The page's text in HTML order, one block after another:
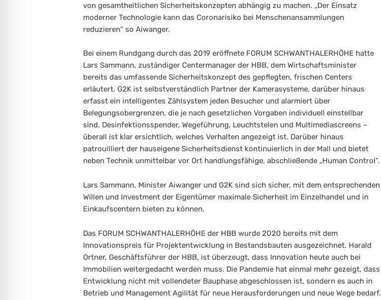
von gesamtheitlichen Sicherheitskonzepten abhängig zu machen. „Der Einsatz
moderner Technologie kann das Coronarisiko bei Menschenansammlungen
reduzieren“ so Aiwanger.
Bei einem Rundgang durch das 2019 eröffnete FORUM SCHWANTHALERHÖHE hatte
Lars Sammann, zuständiger Centermanager der HBB, dem Wirtschaftsminister
bereits das umfassende Sicherheitskonzept des gepflegten, frischen Centers
erläutert. G2K ist selbstverständlich Partner der Kamerasysteme, darüber hinaus
erfasst ein intelligentes Zählsystem jeden Besucher und alarmiert über
Belegungsobergrenzen, die je nach gesetzlichen Vorgaben individuell einstellbar
sind. Desinfektionsspender, Wegeführung, Leuchtstelen und Multimediascreens –
überall ist klar ersichtlich, welches Verhalten angezeigt ist. Darüber hinaus
patrouilliert der hauseigene Sicherheitsdienst kontinuierlich in der Mall und bietet
neben Technik unmittelbar vor Ort handlungsfähige, abschließende „Human Control“.
Lars Sammann, Minister Aiwanger und G2K sind sich sicher, mit dem entsprechenden
Willen und Investment der Eigentümer maximale Sicherheit im Einzelhandel und in
Einkaufscentern bieten zu können.
Das FORUM SCHWANTHALERHÖHE der HBB wurde 2020 bereits mit dem
Innovationspreis für Projektentwicklung in Bestandsbauten ausgezeichnet. Harald
Ortner, Geschäftsführer der HBB, ist überzeugt, dass Innovation heute auch bei
Immobilien weitergedacht werden muss. Die Pandemie hat einmal mehr gezeigt, dass
Entwicklung nicht mit vollendeter Bauphase abgeschlossen ist, sondern es auch in
Betrieb und Management Agilität für neue Herausforderungen und neue Wege bedarf.